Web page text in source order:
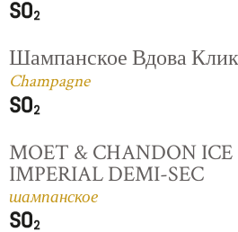
Шампанское Вдова
Champagne
MOET & CHANDON ICE
IMPERIAL DEMI-SEC
шампанское